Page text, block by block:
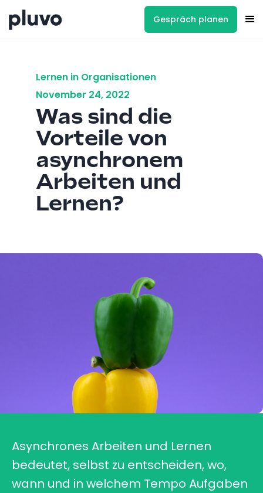
Gespräch planen
Lernen in Organisationen
November 24, 2022
Was sind die
Vorteile von
asynchronem
Arbeiten und
Lernen?
Asynchrones Arbeiten und Lernen
bedeutet, selbst zu entscheiden, wo,
wann und in welchem Tempo Aufgaben